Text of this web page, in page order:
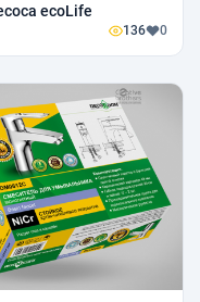
ecoLife
136 0